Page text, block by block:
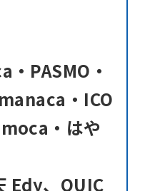
・PASMO・
・ICO
・はや
Edy、QUIC